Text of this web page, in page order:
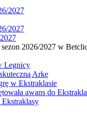
2026/2027 w
Legnicy
Arkę
w Ekstraklasie
awans do